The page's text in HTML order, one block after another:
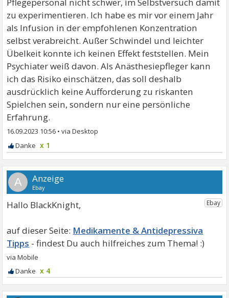
Pflegepersonal nicht schwer, im Selbstversuch damit
zu experimentieren. Ich habe es mir vor einem Jahr
als Infusion in der empfohlenen Konzentration
selbst verabreicht. Außer Schwindel und leichter
Übelkeit konnte ich keinen Effekt feststellen. Mein
Psychiater weiß davon. Als Anästhesiepfleger kann
ich das Risiko einschätzen, das soll deshalb
ausdrücklich keine Aufforderung zu riskanten
Spielchen sein, sondern nur eine persönliche
Erfahrung.
16.09.2023 10:56 •
x 1
A
Hallo BlackKnight,
Medikamente & Antidepressiva
Tipps
x 4